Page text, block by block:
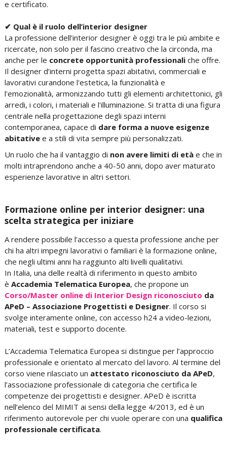
e certificato.
✔ Qual è il ruolo dell’interior designer
La professione dell’interior designer è oggi tra le più ambite e
ricercate, non solo per il fascino creativo che la circonda, ma
anche per le concrete opportunità professionaliche offre.
Il designer d’interni progetta spazi abitativi, commerciali e
lavorativi curandone l'estetica, la funzionalità e
l'emozionalità, armonizzando tutti gli elementi architettonici, gli
arredi, i colori, i materiali e l'illuminazione. Si tratta di una figura
centrale nella progettazione degli spazi interni
contemporanea, capace di dare forma a nuove esigenze
abitativee a stili di vita sempre più personalizzati.
Un ruolo che ha il vantaggio di non avere limiti di etàe che in
molti intraprendono anche a 40-50 anni, dopo aver maturato
esperienze lavorative in altri settori.
Formazione online per interior designer: una
scelta strategica per iniziare
A rendere possibile l’accesso a questa professione anche per
chi ha altri impegni lavorativi o familiari è la formazione online,
che negli ultimi anni ha raggiunto alti livelli qualitativi.
In Italia, una delle realtà di riferimento in questo ambito
è Accademia Telematica Europea, che propone un
Corso/Master online di Interior Design riconosciuto da
APeD – Associazione Progettisti e Designer. Il corso si
svolge interamente online, con accesso h24 a video-lezioni,
materiali, test e supporto docente.
L’Accademia Telematica Europea si distingue per l’approccio
professionale e orientato al mercato del lavoro. Al termine del
corso viene rilasciato un attestato riconosciuto da APeD,
l’associazione professionale di categoria che certifica le
competenze dei progettisti e designer. APeD è iscritta
nell’elenco del MIMIT ai sensi della legge 4/2013, ed è un
riferimento autorevole per chi vuole operare con una qualifica
professionale certificata.